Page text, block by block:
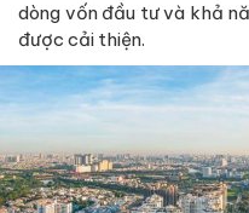
dòng vốn đầu tư và khả
được cải thiện.